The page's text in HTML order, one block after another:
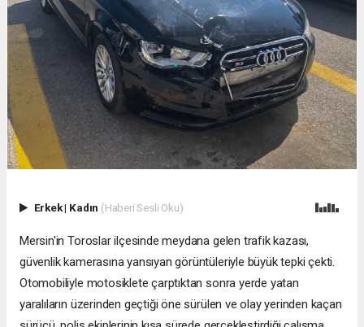
Erkek| Kadın (Haberi Sesli Oku)
Mersin'in Toroslar ilçesinde meydana gelen trafik kazası,
güvenlik kamerasına yansıyan görüntüleriyle büyük tepki çekti.
Otomobiliyle motosiklete çarptıktan sonra yerde yatan
yaralıların üzerinden geçtiği öne sürülen ve olay yerinden kaçan